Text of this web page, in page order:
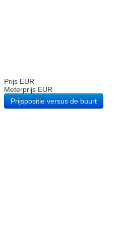
Prijs EUR
Meterprijs EUR
Prijspositie versus de buurt